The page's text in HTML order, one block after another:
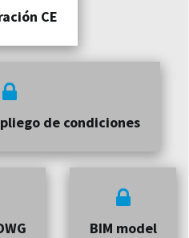
CE
de condiciones
BIM model